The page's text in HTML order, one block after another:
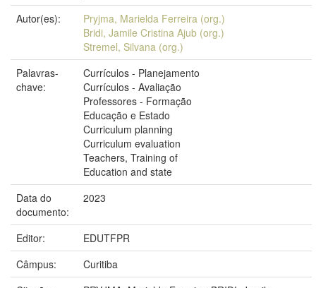
Autor(es):
Pryjma, Marielda Ferreira (org.)
Bridi, Jamile Cristina Ajub (org.)
Stremel, Silvana (org.)
Palavras-
chave:
Currículos - Planejamento
Currículos - Avaliação
Professores - Formação
Educação e Estado
Curriculum planning
Curriculum evaluation
Teachers, Training of
Education and state
Data do
documento:
2023
Editor:
EDUTFPR
Câmpus:
Curitiba